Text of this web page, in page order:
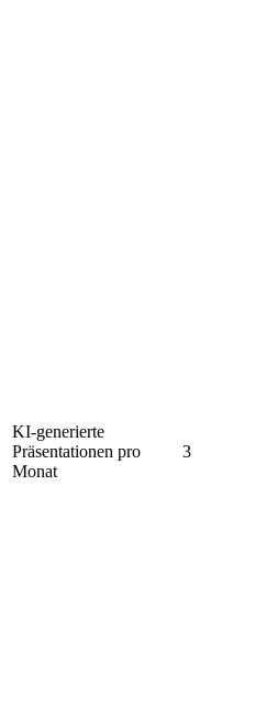
KI-generierte
Präsentationen pro
Monat
3